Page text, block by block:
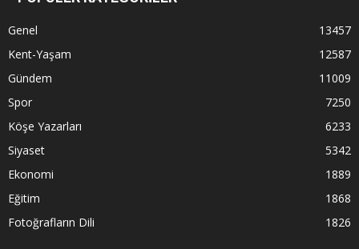
Genel
13457
Kent-Yaşam
12587
Gündem
11009
Spor
7250
Köşe Yazarları
6233
Siyaset
5342
Ekonomi
1889
Eğitim
1868
Fotoğrafların Dili
1826